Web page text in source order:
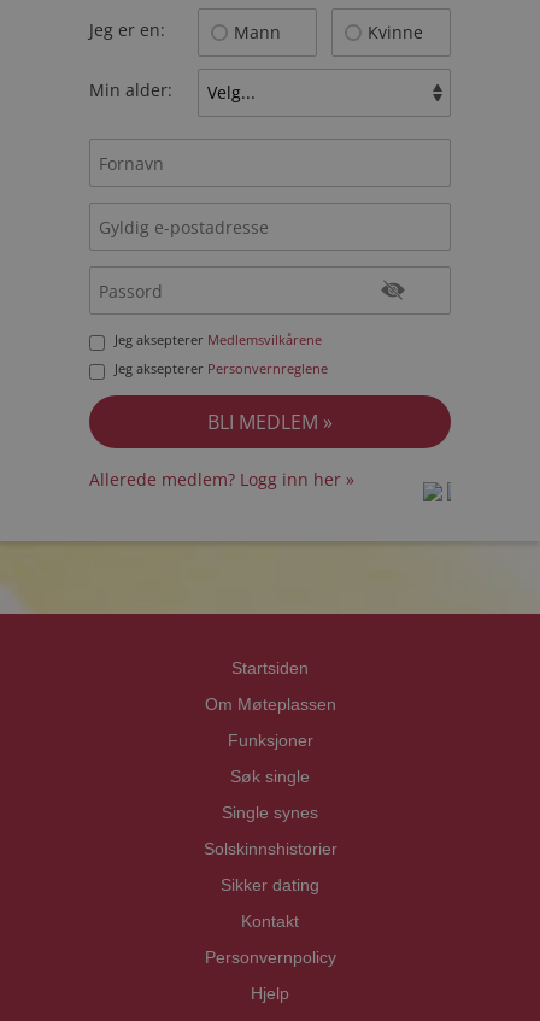
Jeg er en: Mann Kvinne
Min alder:
Jeg aksepterer Medlemsvilkårene
Jeg aksepterer Personvernreglene
Allerede medlem? Logg inn her »
Startsiden
Om Møteplassen
Funksjoner
Søk single
Single synes
Solskinnshistorier
Sikker dating
Kontakt
Personvernpolicy
Hjelp